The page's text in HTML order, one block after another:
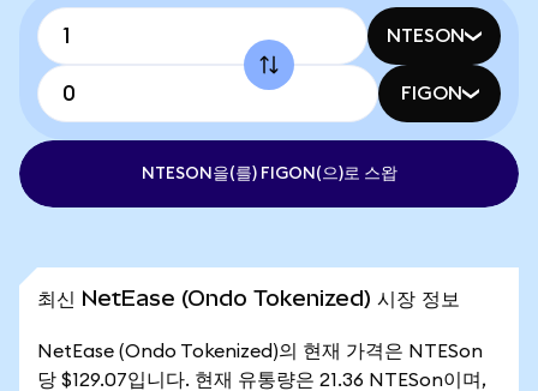
NTESON
FIGON
NTESON을(를) FIGON(으)로 스왑
최신 NetEase (Ondo Tokenized) 시장 정보
NetEase (Ondo Tokenized)의 현재 가격은 NTESon
당 $129.07입니다. 현재 유통량은 21.36 NTESon이며,